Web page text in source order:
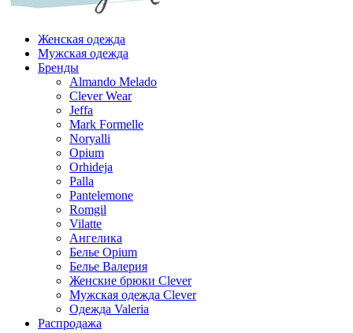
Женская одежда
Мужская одежда
Бренды
Almando Melado
Clever Wear
Jeffa
Mark Formelle
Noryalli
Opium
Orhideja
Palla
Pantelemone
Romgil
Vilatte
Ангелика
Белье Opium
Белье Валерия
Женские брюки Clever
Мужская одежда Clever
Одежда Valeria
Распродажа